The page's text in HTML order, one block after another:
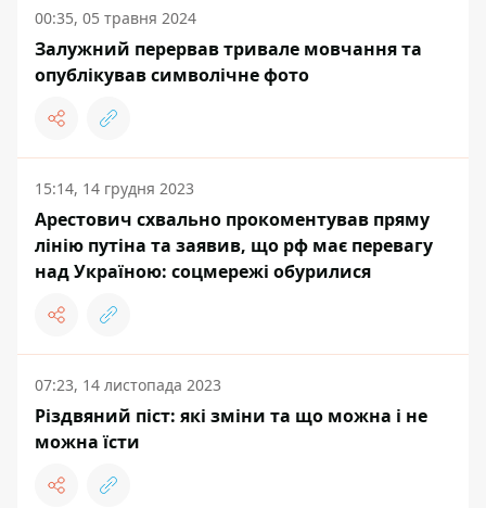
00:35, 05 травня 2024
Залужний перервав тривале мовчання та
опублікував символічне фото
15:14, 14 грудня 2023
Арестович схвально прокоментував пряму
лінію путіна та заявив, що рф має перевагу
над Україною: соцмережі обурилися
07:23, 14 листопада 2023
Різдвяний піст: які зміни та що можна і не
можна їсти